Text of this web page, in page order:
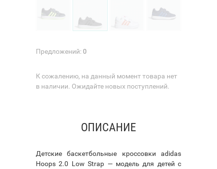
Предложений:0
К сожалению, на данный момент товара нет
в наличии. Ожидайте новых поступлений.
ОПИСАНИЕ
Детские баскетбольные кроссовки adidas
Hoops 2.0 Low Strap — модель для детей с